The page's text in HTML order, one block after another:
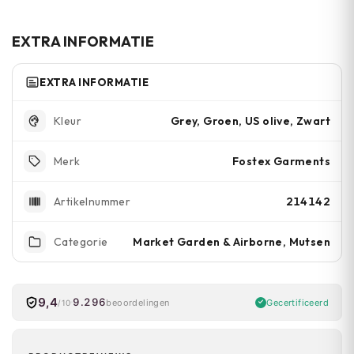
EXTRA INFORMATIE
EXTRA INFORMATIE
Kleur Grey, Groen, US olive, Zwart
Merk Fostex Garments
Artikelnummer 214142
Categorie Market Garden & Airborne, Mutsen
9,4/10 9.296beoordelingen Gecertificeerd